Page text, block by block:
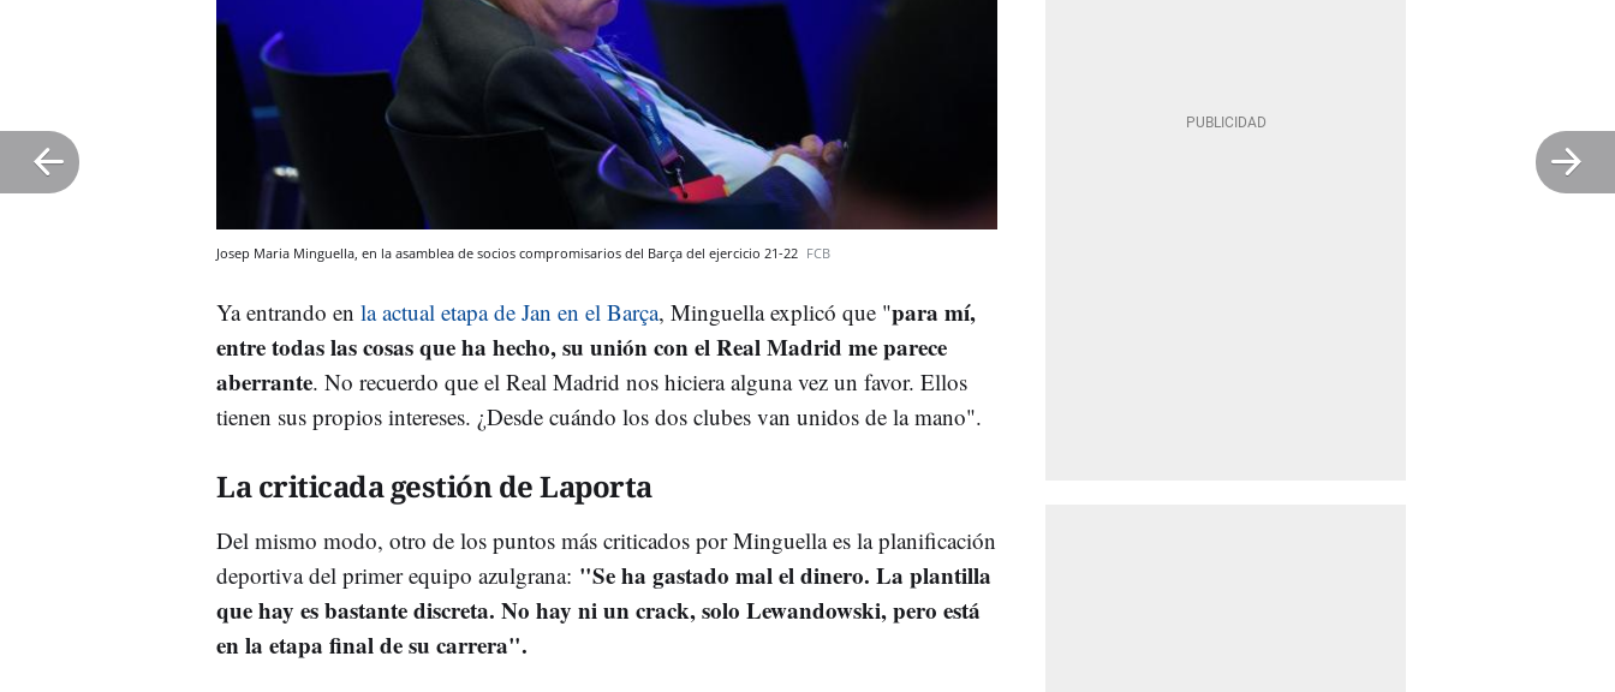
Josep Maria Minguella, en la asamblea de socios compromisarios del Barça del ejercicio 21-22 FCB
Ya entrando en la actual etapa de Jan en el Barça, Minguella explicó que "para mí,
entre todas las cosas que ha hecho, su unión con el Real Madrid me parece
aberrante. No recuerdo que el Real Madrid nos hiciera alguna vez un favor. Ellos
tienen sus propios intereses. ¿Desde cuándo los dos clubes van unidos de la mano".
La criticada gestión de Laporta
Del mismo modo, otro de los puntos más criticados por Minguella es la planificación
deportiva del primer equipo azulgrana: "Se ha gastado mal el dinero. La plantilla
que hay es bastante discreta. No hay ni un crack, solo Lewandowski, pero está
en la etapa final de su carrera".